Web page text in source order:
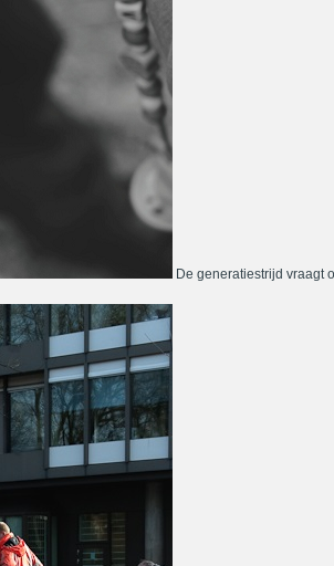
De generatiestrijd vraagt